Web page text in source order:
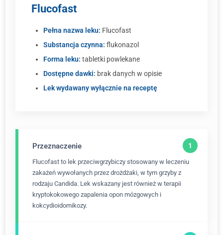
Flucofast
Pełna nazwa leku: Flucofast
Substancja czynna: flukonazol
Forma leku: tabletki powlekane
Dostępne dawki: brak danych w opisie
Lek wydawany wyłącznie na receptę
Przeznaczenie
Flucofast to lek przeciwgrzybiczy stosowany w leczeniu
zakażeń wywołanych przez drożdżaki, w tym grzyby z
rodzaju Candida. Lek wskazany jest również w terapii
kryptokokowego zapalenia opon mózgowych i
kokcydioidomikozy.